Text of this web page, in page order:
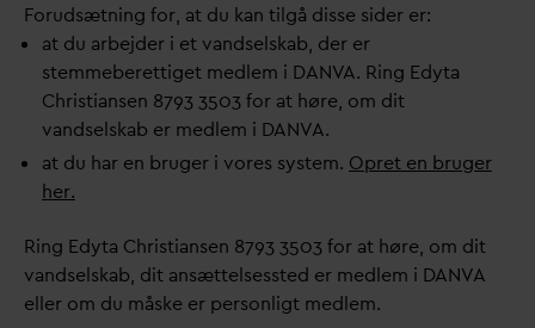
Forudsætning for, at du kan tilgå disse sider er:
at du arbejder i et vandselskab, der er
stemmeberettiget medlem i DANVA. Ring Edyta
Christiansen 8793 3503 for at høre, om dit
vandselskab er medlem i DANVA.
at du har en bruger i vores system. Opret en bruger
her.
Ring Edyta Christiansen 8793 3503 for at høre, om dit
vandselskab, dit ansættelsessted er medlem i DANVA
eller om du måske er personligt medlem.